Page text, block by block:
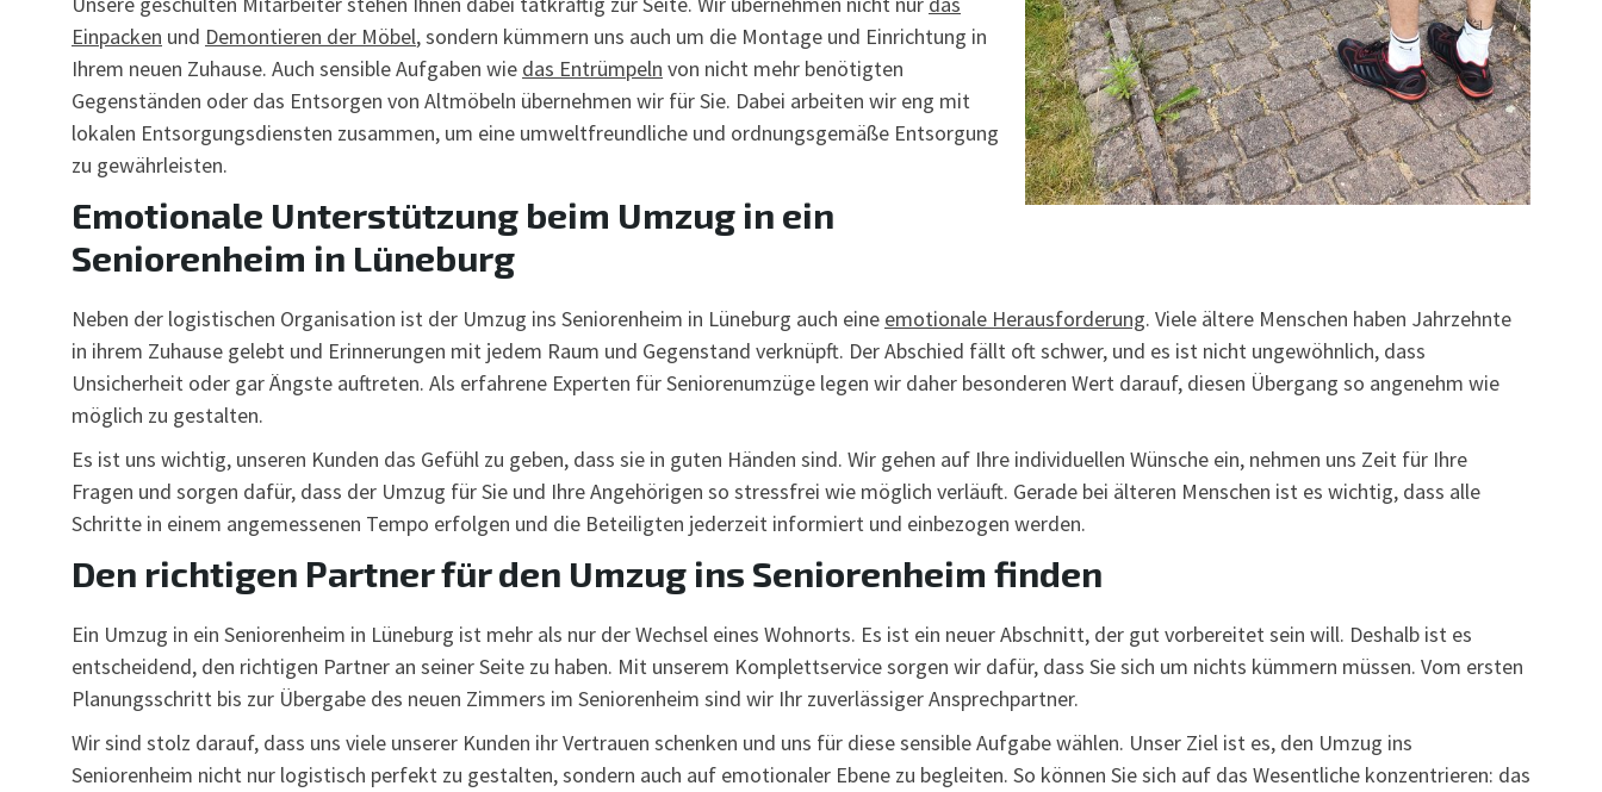
Einpacken und Demontieren der Möbel, sondern kümmern uns auch um die Montage und Einrichtung in
Ihrem neuen Zuhause. Auch sensible Aufgaben wie das Entrümpeln von nicht mehr benötigten
Gegenständen oder das Entsorgen von Altmöbeln übernehmen wir für Sie. Dabei arbeiten wir eng mit
lokalen Entsorgungsdiensten zusammen, um eine umweltfreundliche und ordnungsgemäße Entsorgung
zu gewährleisten.
Emotionale Unterstützung beim Umzug in ein
Seniorenheim in Lüneburg
Neben der logistischen Organisation ist der Umzug ins Seniorenheim in Lüneburg auch eine emotionale Herausforderung. Viele ältere Menschen haben Jahrzehnte
in ihrem Zuhause gelebt und Erinnerungen mit jedem Raum und Gegenstand verknüpft. Der Abschied fällt oft schwer, und es ist nicht ungewöhnlich, dass
Unsicherheit oder gar Ängste auftreten. Als erfahrene Experten für Seniorenumzüge legen wir daher besonderen Wert darauf, diesen Übergang so angenehm wie
möglich zu gestalten.
Es ist uns wichtig, unseren Kunden das Gefühl zu geben, dass sie in guten Händen sind. Wir gehen auf Ihre individuellen Wünsche ein, nehmen uns Zeit für Ihre
Fragen und sorgen dafür, dass der Umzug für Sie und Ihre Angehörigen so stressfrei wie möglich verläuft. Gerade bei älteren Menschen ist es wichtig, dass alle
Schritte in einem angemessenen Tempo erfolgen und die Beteiligten jederzeit informiert und einbezogen werden.
Den richtigen Partner für den Umzug ins Seniorenheim finden
Ein Umzug in ein Seniorenheim in Lüneburg ist mehr als nur der Wechsel eines Wohnorts. Es ist ein neuer Abschnitt, der gut vorbereitet sein will. Deshalb ist es
entscheidend, den richtigen Partner an seiner Seite zu haben. Mit unserem Komplettservice sorgen wir dafür, dass Sie sich um nichts kümmern müssen. Vom ersten
Planungsschritt bis zur Übergabe des neuen Zimmers im Seniorenheim sind wir Ihr zuverlässiger Ansprechpartner.
Wir sind stolz darauf, dass uns viele unserer Kunden ihr Vertrauen schenken und uns für diese sensible Aufgabe wählen. Unser Ziel ist es, den Umzug ins
Seniorenheim nicht nur logistisch perfekt zu gestalten, sondern auch auf emotionaler Ebene zu begleiten. So können Sie sich auf das Wesentliche konzentrieren: das